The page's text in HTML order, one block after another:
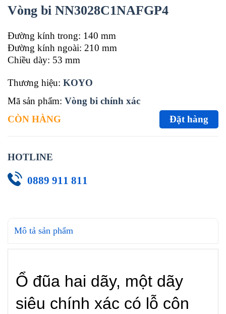
Vòng bi NN3028C1NAFGP4
Đường kính trong: 140 mm
Đường kính ngoài: 210 mm
Chiều dày: 53 mm
Thương hiệu: KOYO
Mã sản phẩm: Vòng bi chính xác
CÒN HÀNG
Đặt hàng
HOTLINE
0889 911 811
Mô tả sản phẩm
Ổ đũa hai dãy, một dãy
siêu chính xác có lỗ côn